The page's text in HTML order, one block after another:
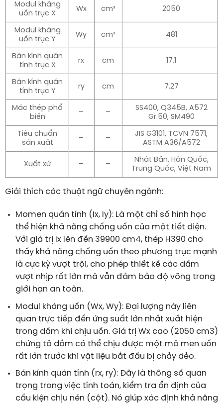
Modul kháng
uốn trục X
Wx cm³ 2050
Modul kháng
uốn trục Y
Wy cm³ 481
Bán kính quán
tính trục X
rx cm 17.1
Bán kính quán
tính trục Y
ry cm 7.27
Mác thép phổ
biến
– –
SS400, Q345B, A572
Gr.50, SM490
Tiêu chuẩn
sản xuất
– –
JIS G3101, TCVN 7571,
ASTM A36/A572
Xuất xứ – –
Nhật Bản, Hàn Quốc,
Trung Quốc, Việt Nam
Giải thích các thuật ngữ chuyên ngành:
Momen quán tính (Ix, Iy): Là một chỉ số hình học
thể hiện khả năng chống uốn của một tiết diện.
Với giá trị Ix lên đến 39900 cm4, thép H390 cho
thấy khả năng chống uốn theo phương trục mạnh
là cực kỳ vượt trội, cho phép thiết kế các dầm
vượt nhịp rất lớn mà vẫn đảm bảo độ võng trong
giới hạn an toàn.
Modul kháng uốn (Wx, Wy): Đại lượng này liên
quan trực tiếp đến ứng suất lớn nhất xuất hiện
trong dầm khi chịu uốn. Giá trị Wx cao ( 2050 cm3)
chứng tỏ dầm có thể chịu được một mô men uốn
rất lớn trước khi vật liệu bắt đầu bị chảy dẻo.
Bán kính quán tính (rx, ry): Đây là thông số quan
trọng trong việc tính toán, kiểm tra ổn định của
cấu kiện chịu nén (cột). Nó giúp xác định khả năng